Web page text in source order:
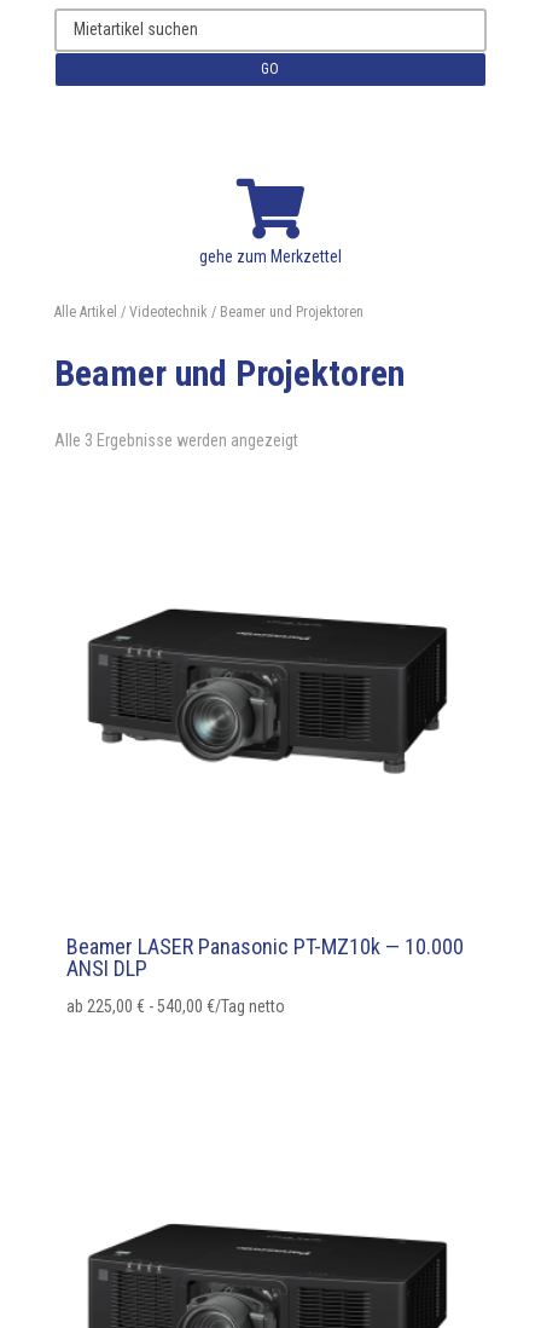
GO

gehe zum Merkzettel
Alle Artikel / Videotechnik / Beamer und Projektoren
Beamer und Projektoren
Alle 3 Ergebnisse werden angezeigt
Beamer LASER Panasonic PT-MZ10k — 10.000
ANSI DLP
ab 225,00 €-540,00 €/Tag netto